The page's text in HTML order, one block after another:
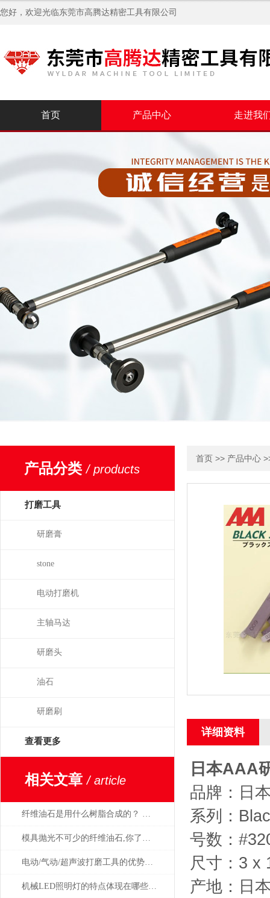
您好，欢迎光临东莞市高腾达精密工具有限公司
首页 产品中心 走进我
产品分类/ products
打磨工具
研磨膏
stone
电动打磨机
主轴马达
研磨头
油石
研磨刷
查看更多
相关文章/ article
纤维油石是用什么树脂合成的？ 为什么这么贵？
模具抛光不可少的纤维油石,你了解多少呢？
电动/气动/超声波打磨工具的优势是显而易见的
机械LED照明灯的特点体现在哪些方面？
首页 >> 产品中心
详细资料
日本AAA
品牌：日
系列：
号数：
尺寸：3 x
产地：日